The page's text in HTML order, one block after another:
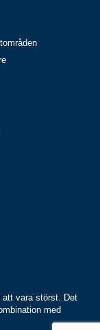
vara störst. Det
med